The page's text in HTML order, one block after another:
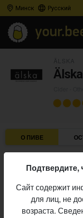
Минск Русский
О ПИВЕ
Пивоварня:
Алкоголь:
Производство:
Начало
Подтвердите,
Сайт содержит
для лиц, не
возраста.